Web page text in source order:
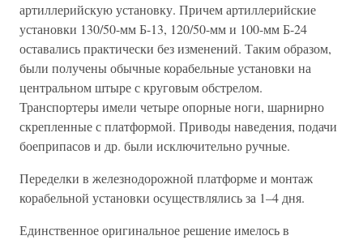
артиллерийскую установку. Причем артиллерийские
установки 130/50-мм Б-13, 120/50-мм и 100-мм Б-24
оставались практически без изменений. Таким образом,
были получены обычные корабельные установки на
центральном штыре с круговым обстрелом.
Транспортеры имели четыре опорные ноги, шарнирно
скрепленные с платформой. Приводы наведения, подачи
боеприпасов и др. были исключительно ручные.
Переделки в железнодорожной платформе и монтаж
корабельной установки осуществлялись за 1–4 дня.
Единственное оригинальное решение имелось в